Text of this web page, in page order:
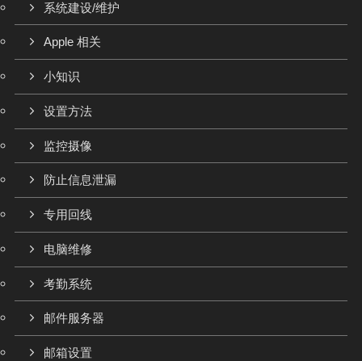
系统建设/维护
Apple 相关
小知识
设置方法
监控摄像
防止信息泄漏
专用回线
电脑维修
考勤系统
邮件服务器
邮箱设置